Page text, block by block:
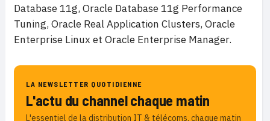
Database 11g, Oracle Database 11g Performance
Tuning, Oracle Real Application Clusters, Oracle
Enterprise Linux et Oracle Enterprise Manager.
LA NEWSLETTER QUOTIDIENNE
L'actu du channel chaque matin
L'essentiel de la distribution IT & télécoms, chaque matin